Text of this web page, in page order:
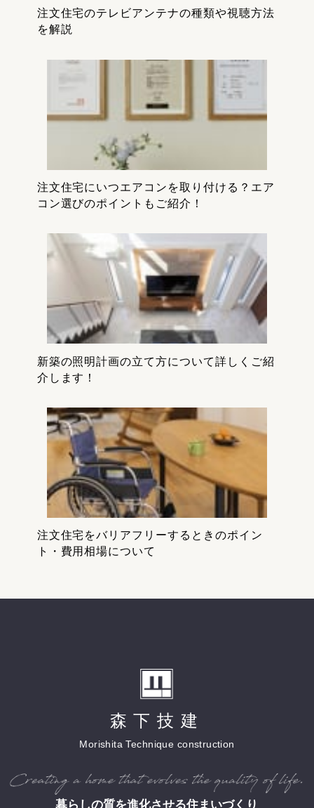
注文住宅のテレビアンテナの種類や視聴方法
を解説
注文住宅にいつエアコンを取り付ける？エア
コン選びのポイントもご紹介！
新築の照明計画の立て方について詳しくご紹
介します！
注文住宅をバリアフリーするときのポイン
ト・費用相場について
森下技建
Morishita Technique construction
暮らしの質を進化させる住まいづくり